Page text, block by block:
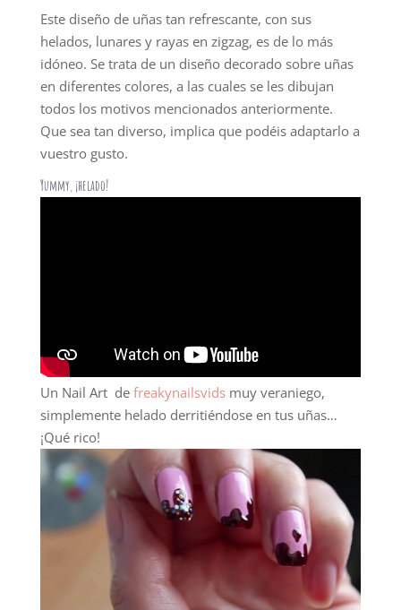
Este diseño de uñas tan refrescante, con sus
helados, lunares y rayas en zigzag, es de lo más
idóneo. Se trata de un diseño decorado sobre uñas
en diferentes colores, a las cuales se les dibujan
todos los motivos mencionados anteriormente.
Que sea tan diverso, implica que podéis adaptarlo a
vuestro gusto.
Yummy, ¡helado!
Un Nail Art de freakynailsvidsmuy veraniego,
simplemente helado derritiéndose en tus uñas…
¡Qué rico!